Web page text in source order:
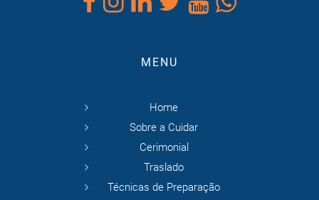
MENU
Home
Sobre a Cuidar
Cerimonial
Traslado
Técnicas de Preparação